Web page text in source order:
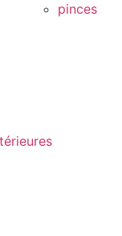
pinces